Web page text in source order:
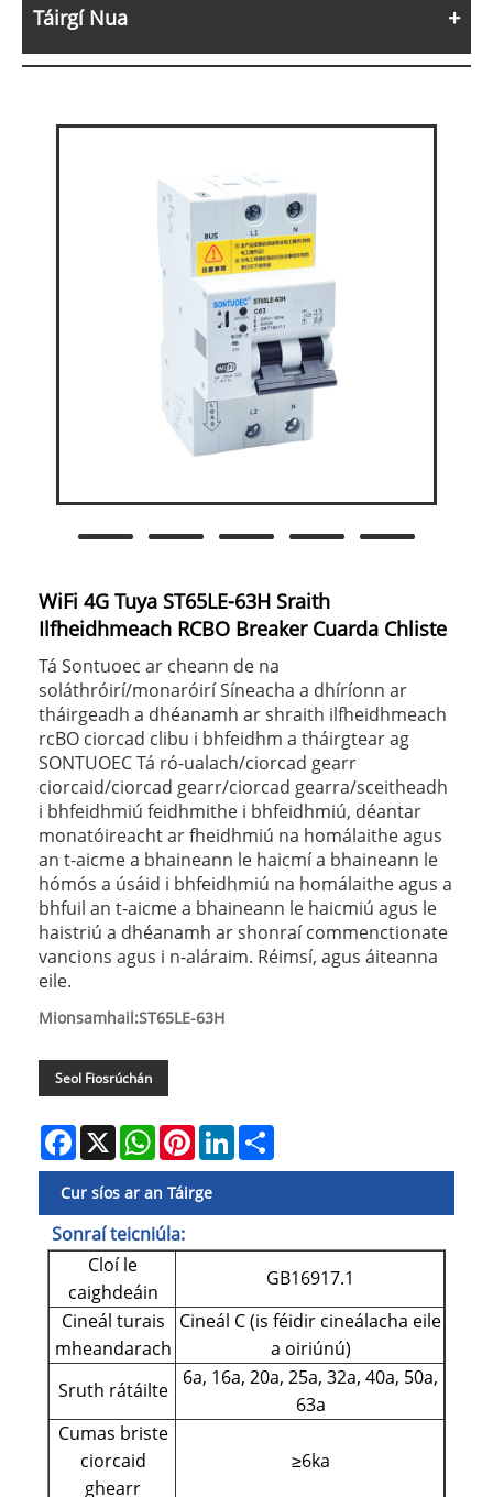
Táirgí Nua
WiFi 4G Tuya ST65LE-63H Sraith
Ilfheidhmeach RCBO Breaker Cuarda Chliste
Tá Sontuoec ar cheann de na
soláthróirí/monaróirí Síneacha a dhíríonn ar
tháirgeadh a dhéanamh ar shraith ilfheidhmeach
rcBO ciorcad clibu i bhfeidhm a tháirgtear ag
SONTUOEC Tá ró-ualach/ciorcad gearr
ciorcaid/ciorcad gearr/ciorcad gearra/sceitheadh
i bhfeidhmiú feidhmithe i bhfeidhmiú, déantar
monatóireacht ar fheidhmiú na homálaithe agus
an t-aicme a bhaineann le haicmí a bhaineann le
hómós a úsáid i bhfeidhmiú na homálaithe agus a
bhfuil an t-aicme a bhaineann le haicmiú agus le
haistriú a dhéanamh ar shonraí commenctionate
vancions agus i n-aláraim. Réimsí, agus áiteanna
eile.
Mionsamhail:ST65LE-63H
Seol Fiosrúchán
Facebook
X WhatsAppPinterestLinkedIn
Cur síos ar an Táirge
Sonraí teicniúla:
Cloí le
caighdeáin
GB16917.1
Cineál turais
mheandarach
Cineál C (is féidir cineálacha eile
a oiriúnú)
Sruth rátáilte
6a, 16a, 20a, 25a, 32a, 40a, 50a,
63a
Cumas briste
ciorcaid
ghearr
≥6ka